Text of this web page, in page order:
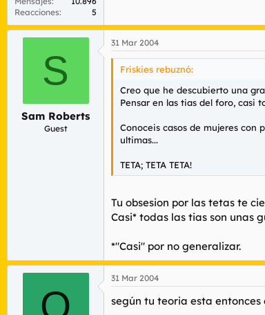
Reacciones
5
S
Sam Roberts
Guest
31 Mar 2004
Friskies rebuznó:
Creo que he descubierto una
Pensar en las tias del foro, casi
Conoceis casos de mujeres con
ultimas...
TETA; TETA TETA!
Tu obsesion por las tetas te
Casi* todas las tias son unas
*"Casi" por no generalizar.
O
31 Mar 2004
según tu teoria esta